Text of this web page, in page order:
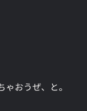
おうぜ、と。